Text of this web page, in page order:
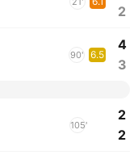
2
90' 6.5
4
3
105'
2
2